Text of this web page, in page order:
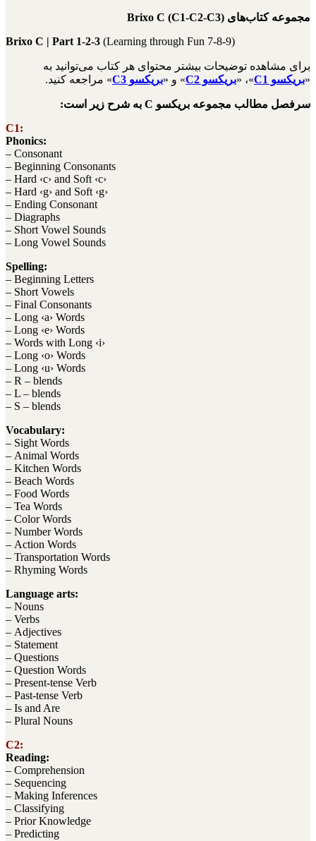
مجموعه کتاب‌های Brixo C (C1-C2-C3)
Brixo C | Part 1-2-3 (Learning through Fun 7-8-9)
برای مشاهده توضیحات بیشتر محتوای هر کتاب می‌توانید به
«بریکسو C1 »، «بریکسو C2 » و «بریکسو C3 » مراجعه کنید.
سرفصل مطالب مجموعه بریکسو C به شرح زیر است:
C1:
Phonics:
– Consonant
– Beginning Consonants
– Hard ‹c› and Soft ‹c›
– Hard ‹g› and Soft ‹g›
– Ending Consonant
– Diagraphs
– Short Vowel Sounds
– Long Vowel Sounds
Spelling:
– Beginning Letters
– Short Vowels
– Final Consonants
– Long ‹a› Words
– Long ‹e› Words
– Words with Long ‹i›
– Long ‹o› Words
– Long ‹u› Words
– R – blends
– L – blends
– S – blends
Vocabulary:
– Sight Words
– Animal Words
– Kitchen Words
– Beach Words
– Food Words
– Tea Words
– Color Words
– Number Words
– Action Words
– Transportation Words
– Rhyming Words
Language arts:
– Nouns
– Verbs
– Adjectives
– Statement
– Questions
– Question Words
– Present-tense Verb
– Past-tense Verb
– Is and Are
– Plural Nouns
C2:
Reading:
– Comprehension
– Sequencing
– Making Inferences
– Classifying
– Prior Knowledge
– Predicting